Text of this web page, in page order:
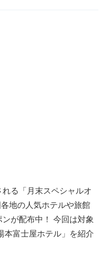
る「月末スペシャルオ
地の人気ホテルや旅館
が配布中！ 今回は対象
本富士屋ホテル」を紹介